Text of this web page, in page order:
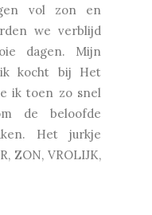
vol zon en
we verblijd
dagen. Mijn
kocht bij Het
ik toen zo snel
de beloofde
Het jurkje
ZON, VROLIJK,